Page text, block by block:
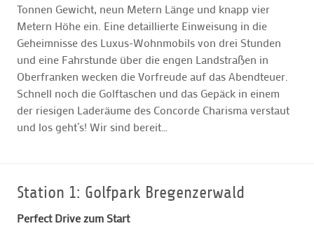
Tonnen Gewicht, neun Metern Länge und knapp vier
Metern Höhe ein. Eine detaillierte Einweisung in die
Geheimnisse des Luxus-Wohnmobils von drei Stunden
und eine Fahrstunde über die engen Landstraßen in
Oberfranken wecken die Vorfreude auf das Abendteuer.
Schnell noch die Golftaschen und das Gepäck in einem
der riesigen Laderäume des Concorde Charisma verstaut
und los geht’s! Wir sind bereit…
Station 1: Golfpark Bregenzerwald
Perfect Drive zum Start